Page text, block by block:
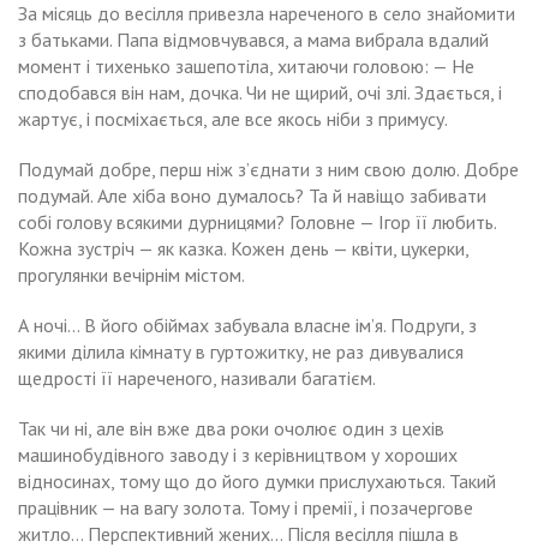
За місяць до весілля привезла нареченого в село знайомити
з батьками. Папа відмовчувався, а мама вибрала вдалий
момент і тихенько зашепотіла, хитаючи головою: — Не
сподобався він нам, дочка. Чи не щирий, очі злі. Здається, і
жартує, і посміхається, але все якось ніби з примусу.
Подумай добре, перш ніж з’єднати з ним свою долю. Добре
подумай. Але хіба воно думалось? Та й навіщо забивати
собі голову всякими дурницями? Головне — Ігор її любить.
Кожна зустріч — як казка. Кожен день — квіти, цукерки,
прогулянки вечірнім містом.
А ночі… В його обіймах забувала власне ім’я. Подруги, з
якими ділила кімнату в гуртожитку, не раз дивувалися
щедрості її нареченого, називали багатієм.
Так чи ні, але він вже два роки очолює один з цехів
машинобудівного заводу і з керівництвом у хороших
відносинах, тому що до його думки прислухаються. Такий
працівник — на вагу золота. Тому і премії, і позачергове
житло… Перспективний жених… Після весілля пішла в